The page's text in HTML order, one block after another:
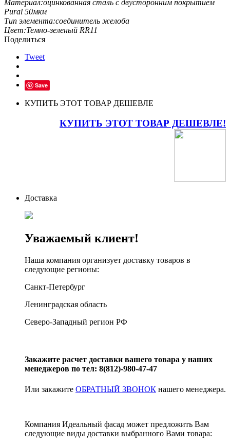
Материал:оцинкованная сталь с двусторонним покрытием
Pural 50мкм
Тип элемента:соединитель желоба
Цвет:Темно-зеленый RR11
Поделиться
Tweet
Save
КУПИТЬ ЭТОТ ТОВАР ДЕШЕВЛЕ
КУПИТЬ ЭТОТ ТОВАР ДЕШЕВЛЕ!
Доставка
Уважаемый клиент!
Наша компания организует доставку товаров в
следующие регионы:
Санкт-Петербург
Ленинградская область
Северо-Западный регион РФ
Закажите расчет доставки вашего товара у наших
менеджеров по тел: 8(812)-980-47-47
Или закажите ОБРАТНЫЙ ЗВОНОК нашего менеджера.
Компания Идеальный фасад может предложить Вам
следующие виды доставки выбранного Вами товара: